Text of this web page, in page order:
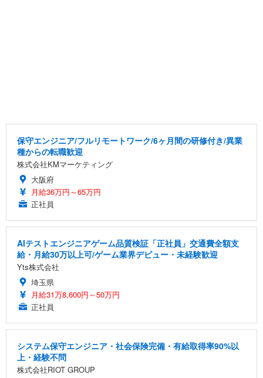
保守エンジニア/フルリモートワーク/6ヶ月間の研修付き/異業
種からの転職歓迎
株式会社KMマーケティング
大阪府
月給36万円～65万円
正社員
AIテストエンジニアゲーム品質検証「正社員」交通費全額支
給・月給30万以上可/ゲーム業界デビュー・未経験歓迎
Yts株式会社
埼玉県
月給31万8,600円～50万円
正社員
システム保守エンジニア・社会保険完備・有給取得率90%以
上・経験不問
株式会社RIOT GROUP